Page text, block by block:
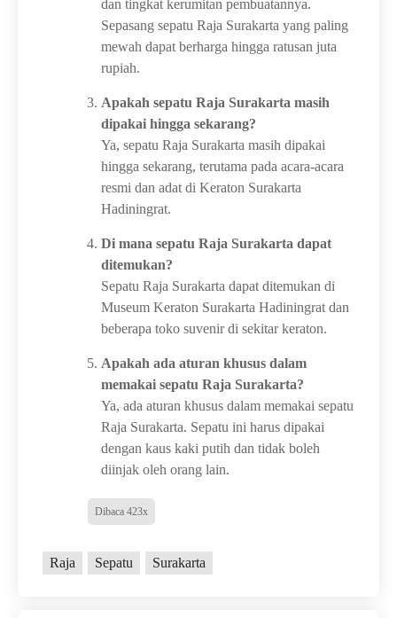
dan tingkat kerumitan pembuatannya.
Sepasang sepatu Raja Surakarta yang paling
mewah dapat berharga hingga ratusan juta
rupiah.
Apakah sepatu Raja Surakarta masih
dipakai hingga sekarang?
Ya, sepatu Raja Surakarta masih dipakai
hingga sekarang, terutama pada acara-acara
resmi dan adat di Keraton Surakarta
Hadiningrat.
Di mana sepatu Raja Surakarta dapat
ditemukan?
Sepatu Raja Surakarta dapat ditemukan di
Museum Keraton Surakarta Hadiningrat dan
beberapa toko suvenir di sekitar keraton.
Apakah ada aturan khusus dalam
memakai sepatu Raja Surakarta?
Ya, ada aturan khusus dalam memakai sepatu
Raja Surakarta. Sepatu ini harus dipakai
dengan kaus kaki putih dan tidak boleh
diinjak oleh orang lain.
Dibaca 423x
Raja Sepatu Surakarta